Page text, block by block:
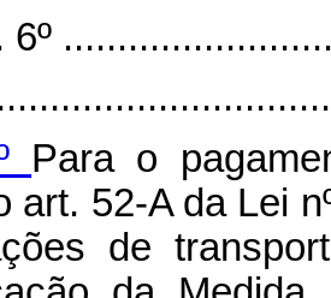
6º
Para o
art. 52-A da Lei
de